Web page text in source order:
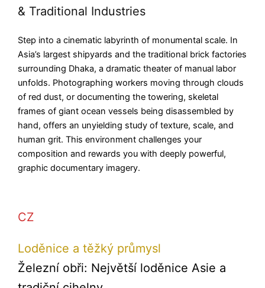
& Traditional Industries
Step into a cinematic labyrinth of monumental scale. In
Asia’s largest shipyards and the traditional brick factories
surrounding Dhaka, a dramatic theater of manual labor
unfolds. Photographing workers moving through clouds
of red dust, or documenting the towering, skeletal
frames of giant ocean vessels being disassembled by
hand, offers an unyielding study of texture, scale, and
human grit. This environment challenges your
composition and rewards you with deeply powerful,
graphic documentary imagery.
CZ
Loděnice a těžký průmysl
Železní obři: Největší loděnice Asie a